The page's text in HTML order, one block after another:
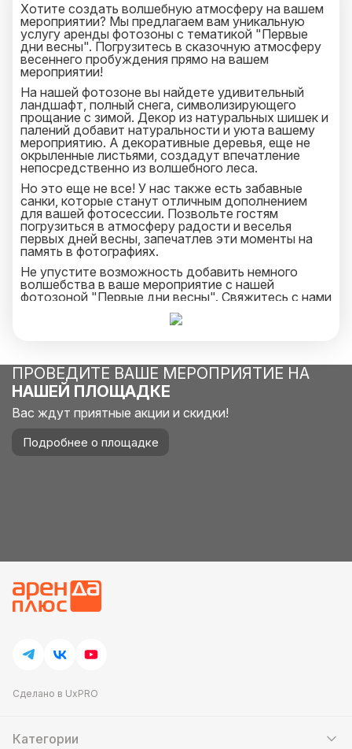
Хотите создать волшебную атмосферу на вашем
мероприятии? Мы предлагаем вам уникальную
услугу аренды фотозоны с тематикой "Первые
дни весны". Погрузитесь в сказочную атмосферу
весеннего пробуждения прямо на вашем
мероприятии!
На нашей фотозоне вы найдете удивительный
ландшафт, полный снега, символизирующего
прощание с зимой. Декор из натуральных шишек и
палений добавит натуральности и уюта вашему
мероприятию. А декоративные деревья, еще не
окрыленные листьями, создадут впечатление
непосредственно из волшебного леса.
Но это еще не все! У нас также есть забавные
санки, которые станут отличным дополнением
для вашей фотосессии. Позвольте гостям
погрузиться в атмосферу радости и веселья
первых дней весны, запечатлев эти моменты на
память в фотографиях.
Не упустите возможность добавить немного
волшебства в ваше мероприятие с нашей
фотозоной "Первые дни весны". Свяжитесь с нами
сегодня, чтобы забронировать дату и создать
незабываемый опыт для себя и ваших гостей
ПРОВЕДИТЕ ВАШЕ МЕРОПРИЯТИЕ НА
НАШЕЙ ПЛОЩАДКЕ
Вас ждут приятные акции и скидки!
Подробнее о площадке
Сделано в UxPRO
Категории